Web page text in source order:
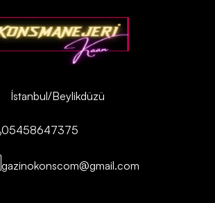
İstanbul/Beylikdüzü
05458647375
gazinokonscom@gmail.com